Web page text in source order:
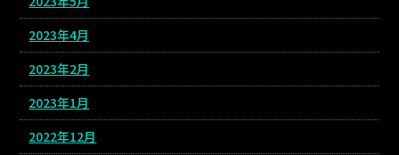
2023年4月
2023年2月
2023年1月
2022年12月